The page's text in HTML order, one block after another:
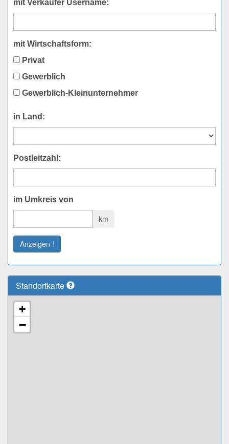
mit Verkäufer Username:
mit Wirtschaftsform:
Privat
Gewerblich
Gewerblich-Kleinunternehmer
in Land:
Postleitzahl:
im Umkreis von
km
Anzeigen !
Standortkarte
+
−